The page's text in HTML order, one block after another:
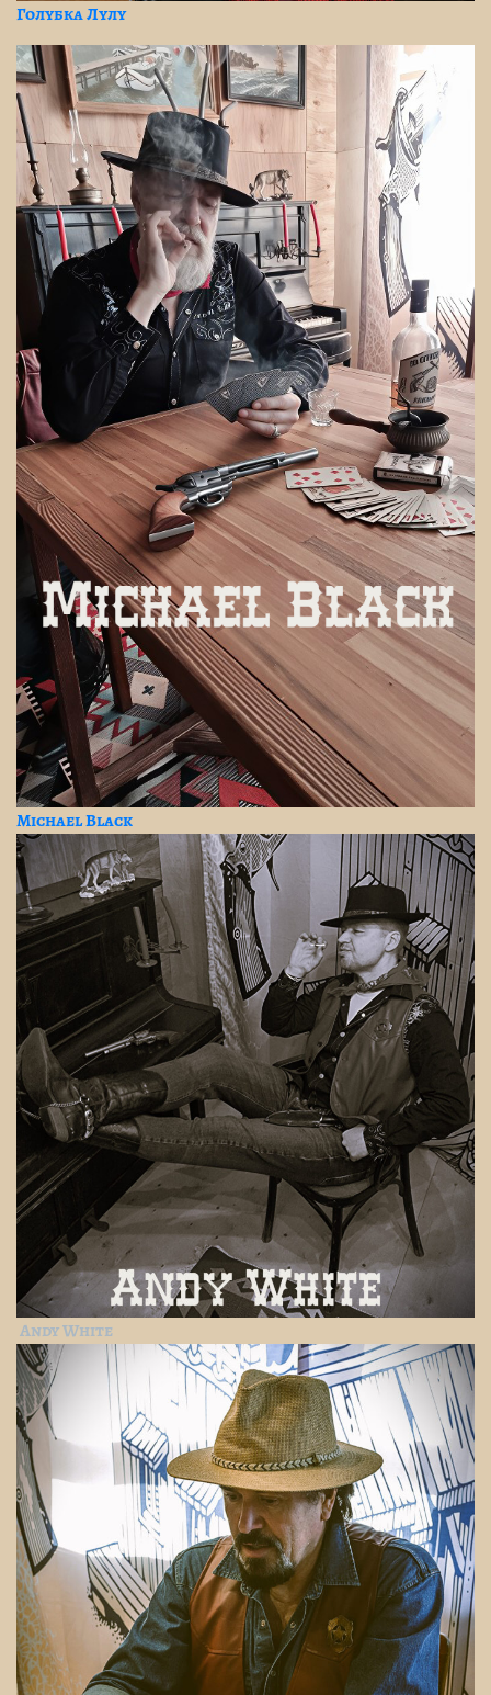
Голубка Лулу
Michael Black
Andy White